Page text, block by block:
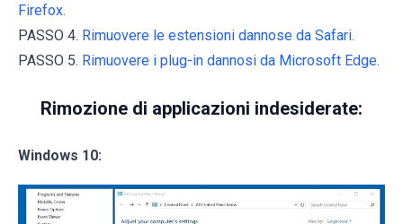
Firefox.
PASSO 4. Rimuovere le estensioni dannose da Safari.
PASSO 5. Rimuovere i plug-in dannosi da Microsoft Edge.
Rimozione di applicazioni indesiderate:
Windows 10: